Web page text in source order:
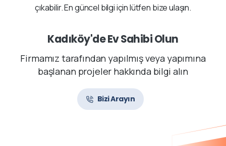
çıkabilir. En güncel bilgi için lütfen bize ulaşın.
Kadıköy'de Ev Sahibi Olun
Firmamız tarafından yapılmış veya yapımına
başlanan projeler hakkında bilgi alın
Bizi Arayın